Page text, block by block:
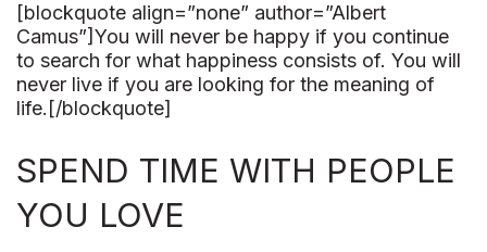
[blockquote align=”none” author=”Albert
Camus”]You will never be happy if you continue
to search for what happiness consists of. You will
never live if you are looking for the meaning of
life. [/blockquote]
SPEND TIME WITH PEOPLE
YOU LOVE